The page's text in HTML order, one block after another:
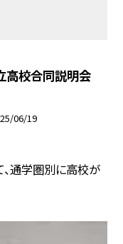
高校合同説明会
06/19
通学圏別に高校が